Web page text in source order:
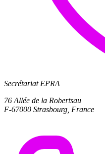
Secrétariat EPRA
76 Allée de la Robertsau
F-67000 Strasbourg, France